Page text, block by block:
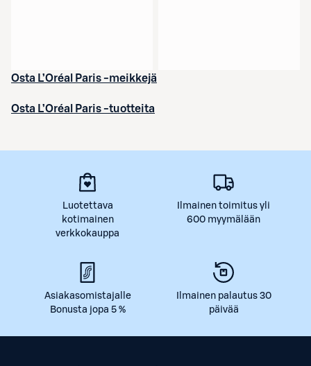
Osta L’Oréal Paris -meikkejä
Osta L’Oréal Paris -tuotteita
Luotettava
kotimainen
verkkokauppa
Ilmainen toimitus yli
600 myymälään
Asiakasomistajalle
Bonusta jopa 5 %
Ilmainen palautus 30
päivää